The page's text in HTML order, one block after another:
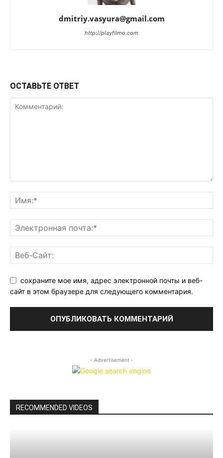
dmitriy.vasyura@gmail.com
http://playfilmo.com
ОСТАВЬТЕ ОТВЕТ
сохраните мое имя, адрес электронной почты и веб-
сайт в этом браузере для следующего комментария.
- Advertisement -
RECOMMENDED VIDEOS